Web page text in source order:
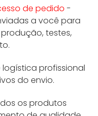
de pedido -
a você para
testes,
profissional
do envio.
os produtos